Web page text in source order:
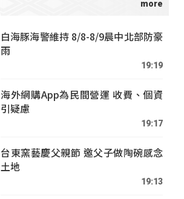
白海豚海警維持 8/8-8/9晨中北部防豪
雨
19:19
海外網購App為民間營運 收費、個資
引疑慮
19:17
台東窯藝慶父親節 邀父子做陶碗感念
土地
19:13